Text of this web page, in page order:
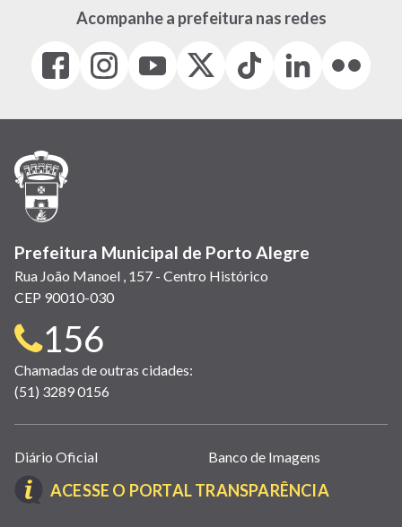
Acompanhe a prefeitura nas redes
Facebook
(link
em
janela)
Instagram
(link
em
(link
em
(Antigo
(link
Tiktok
(link
em
LinkedIn
(link
em
(link
em
Prefeitura Municipal de Porto Alegre
Rua João Manoel , 157 - Centro Histórico
CEP 90010-030
Telefone
para
contato:
156
Chamadas de outras cidades:
(51) 3289 0156
Links
úteis
(abrem
Diário Oficial Banco de Imagens
ACESSE O PORTAL TRANSPARÊNCIA(LINK